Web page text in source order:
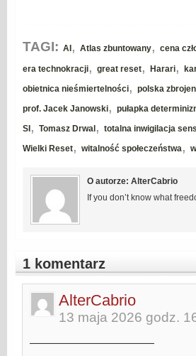
TAGI: AI, Atlas zbuntowany, cena
era technokracji, great reset, Harari,
obietnica nieśmiertelności, polska
prof. Jacek Janowski, pułapka
SI, Tomasz Drwal, totalna inwigilacja
Wielki Reset, witalność społeczeństwa ,
O autorze: AlterCabrio
If you don’t know what
1 komentarz
AlterCabrio
13 maja 2026 godz.